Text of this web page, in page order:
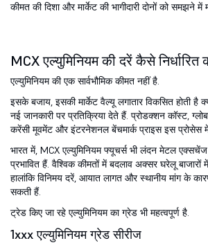
कीमत की दिशा और मार्केट की भागीदारी दोनों को समझने में
MCX एल्युमिनियम की दरें कैसे निर्धारित
एल्युमिनियम की एक सार्वभौमिक कीमत नहीं है.
इसके बजाय, इसकी मार्केट वैल्यू लगातार विकसित होती है
नई जानकारी पर प्रतिक्रिया देते हैं. प्रोडक्शन कॉस्ट,
करेंसी मूवमेंट और इंटरनेशनल बेंचमार्क प्राइस इस प्रोसेस में
भारत में, MCX एल्युमिनियम फ्यूचर्स भी लंदन मेटल
प्रभावित हैं. वैश्विक कीमतों में बदलाव अक्सर घरेलू बाजारों
हालांकि विनिमय दरें, आयात लागत और स्थानीय मांग के
सकती हैं.
ट्रेड किए जा रहे एल्युमिनियम का ग्रेड भी महत्वपूर्ण है.
1xxx एल्युमिनियम ग्रेड सीरीज